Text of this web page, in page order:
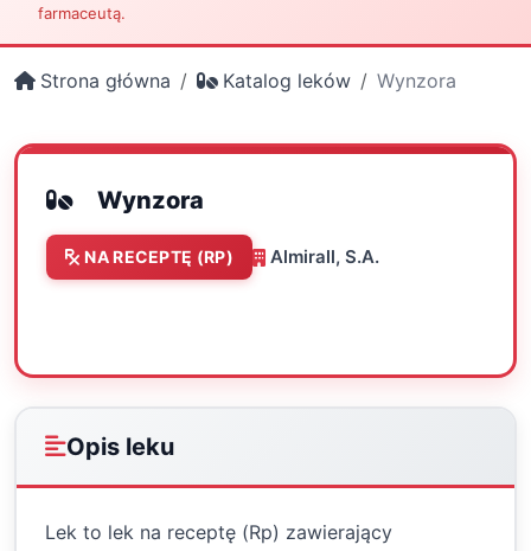
farmaceutą.
Strona główna Katalog leków Wynzora
Wynzora
NA RECEPTĘ (RP) Almirall, S.A.
Opis leku
Lek to lek na receptę (Rp) zawierający